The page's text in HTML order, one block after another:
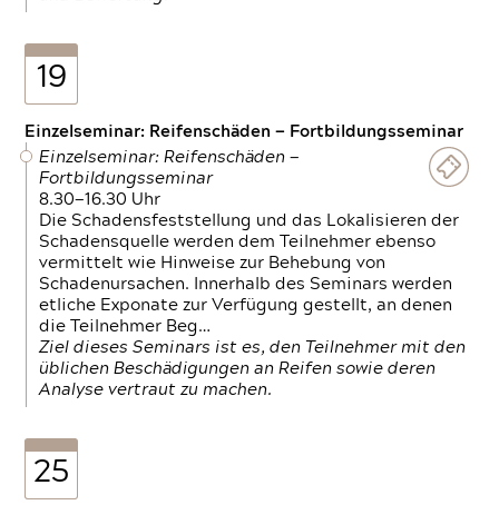
19
Einzelseminar: Reifenschäden — Fortbildungsseminar
Einzelseminar: Reifenschäden —
Fortbildungsseminar
8.30—16.30 Uhr
Die Schadensfeststellung und das Lokalisieren der
Schadensquelle werden dem Teilnehmer ebenso
vermittelt wie Hinweise zur Behebung von
Schadenursachen. Innerhalb des Seminars werden
etliche Exponate zur Verfügung gestellt, an denen
die Teilnehmer Beg…
Ziel dieses Seminars ist es, den Teilnehmer mit den
üblichen Beschädigungen an Reifen sowie deren
Analyse vertraut zu machen.
25